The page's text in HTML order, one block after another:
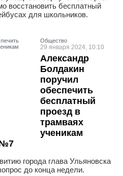
восстановить бесплатный
для школьников.
Общество
29 января 2024, 10:10
Александр
Болдакин
поручил
обеспечить
бесплатный
проезд в
трамваях
ученикам
№7
города глава Ульяновска
до конца недели.